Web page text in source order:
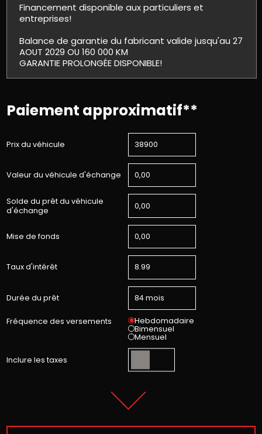
Financement disponible aux particuliers et
entreprises!
Balance de garantie du fabricant valide jusqu'au 27
AOUT 2029 OU 160 000 KM
GARANTIE PROLONGÉE DISPONIBLE!
Paiement approximatif**
Prix du véhicule
Valeur du véhicule d'échange
Solde du prêt du véhicule
d'échange
Mise de fonds
Taux d'intérêt
Durée du prêt
Fréquence des versements
Hebdomadaire
Bimensuel
Mensuel
Inclure les taxes